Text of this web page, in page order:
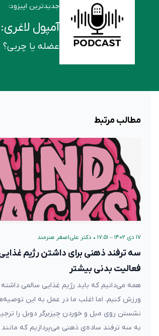
جدیدترین اپیزود:
آمپول لاغری: قبل
عضله یا چربی؟
مطالب مرتبط
۱۷ دی ۱۴۰۲ – ۱۷:۵۱ • دکتر علی‌اصغر هنرمند
سه ترفند ذهنی برای داشتن رژیم
فعالیت بدنی بیشتر
همه می‌دانیم که باید رژیم غذایی سالمی داشته
ورزش کنیم. اما اغلب ما در عمل به این
نشستن روی مبل و خوردن چیزبرگر دوبل را
به سه ترفند ساده‌ی ذهنی می‌پردازیم که مانند